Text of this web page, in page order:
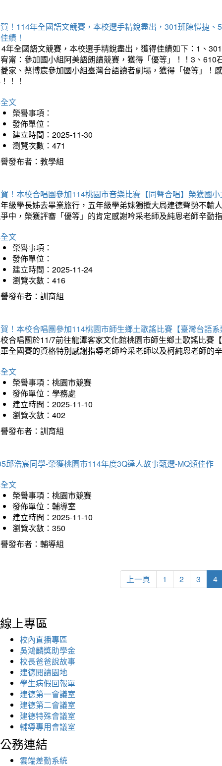
！114年全國語文競賽，本校選手精銳盡出，301班陳愷捷
績！
年全國語文競賽，本校選手精銳盡出，獲得佳績如下：1、
甯：參加國小組阿美語朗讀競賽，獲得「優等」！！3、
家、蔡博宸參加國小組臺灣台語讀者劇場，獲得「優等」！
！！
文
榮譽事項：
發佈單位：
建立時間：2025-11-30
瀏覽次數：471
發布者：教學組
！本校合唱團參加114桃園市音樂比賽【同聲合唱】榮獲國
級學長姊去畢業旅行，五年級學弟妹獨攬大局建德聲勢不輸
中，榮獲評審「優等」的肯定感謝吟采老師及純恩老師辛勤
文
榮譽事項：
發佈單位：
建立時間：2025-11-24
瀏覽次數：416
發布者：訓育組
！本校合唱團參加114桃園市師生鄉土歌謠比賽【臺灣台語
合唱團於11/7前往龍潭客家文化館桃園市師生鄉土歌謠比賽
全國賽的資格特別感謝指導老師吟采老師以及柯純恩老師的
文
榮譽事項：桃園市競賽
發佈單位：學務處
建立時間：2025-11-10
瀏覽次數：402
發布者：訓育組
邱浩宸同學-榮獲桃園市114年度3Q達人故事甄選-MQ類佳作
文
榮譽事項：桃園市競賽
發佈單位：輔導室
建立時間：2025-11-10
瀏覽次數：350
發布者：輔導組
上一頁 1 2 3 4
線上專區
校內直播專區
吳鴻麟獎助學金
校長爸爸說故事
建德閱讀園地
學生病假回報單
建德第一會議室
建德第二會議室
建德特殊會議室
輔導專用會議室
公務連結
雲端差勤系統